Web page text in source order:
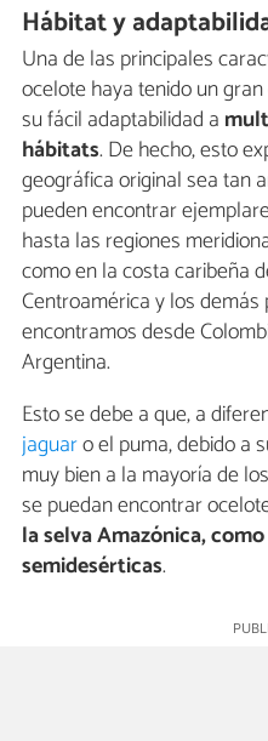
Hábitat y
Una de las principales
ocelote haya tenido un
su fácil adaptabilidad a
hábitats. De hecho, esto
geográfica original sea tan
pueden encontrar
hasta las regiones
como en la costa caribeña
Centroamérica y los
encontramos desde
Argentina.
Esto se debe a que, a
jaguaro el puma, debido a
muy bien a la mayoría de
se puedan encontrar
la selva Amazónica,
semidesérticas.